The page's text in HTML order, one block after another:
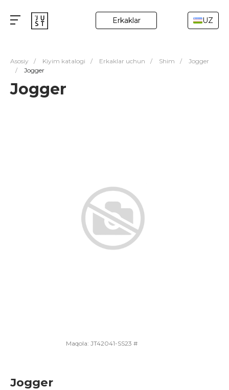
Erkaklar UZ
Asosiy / Kiyim katalogi / Erkaklar uchun / Shim /
Jogger
/
Jogger
Jogger
Maqola: JT42041-SS23 #
Jogger